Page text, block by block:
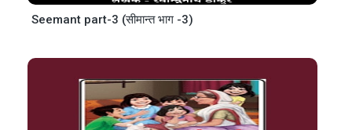
Seemant part-3 (सीमान्त भाग -3)